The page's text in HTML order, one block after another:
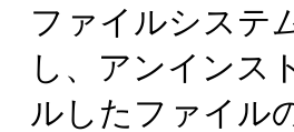
ファイルシステ
し、アンインス
ルしたファイル